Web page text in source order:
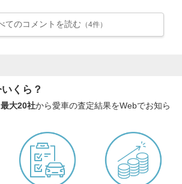
てのコメントを読む （4件）
くら？
最大20社から愛車の査定結果をWebでお知ら